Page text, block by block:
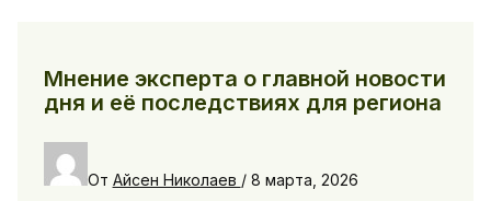
Мнение эксперта о главной новости
дня и её последствиях для региона
От Айсен Николаев / 8 марта, 2026